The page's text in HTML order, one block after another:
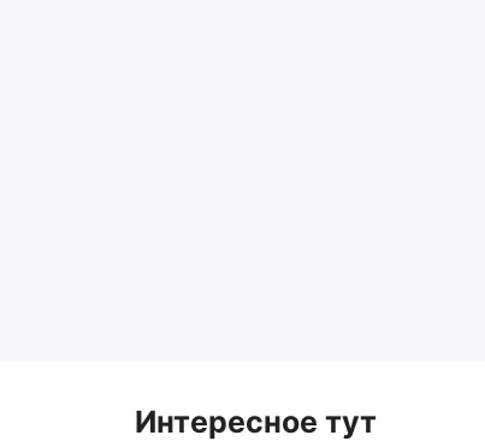
Интересное тут